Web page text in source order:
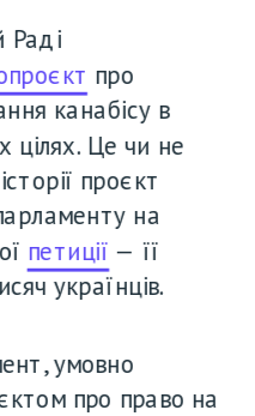
Раді
про
канабісу в
цілях. Це чи не
проєкт
на
петиції — її
українців.
умовно
про право на